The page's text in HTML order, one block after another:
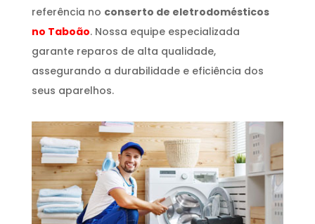
referência no conserto de eletrodomésticos
no Taboão. Nossa equipe especializada
garante reparos de alta qualidade,
assegurando a durabilidade e eficiência dos
seus aparelhos.